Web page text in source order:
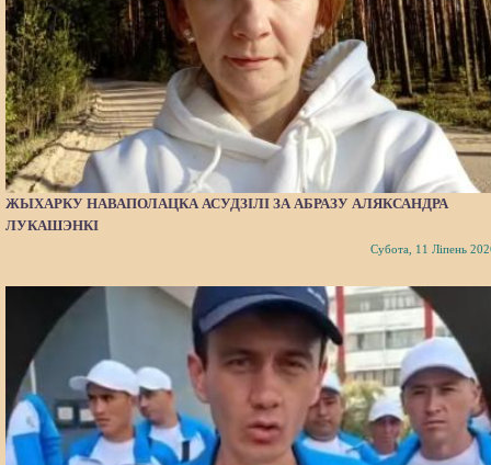
ЖЫХАРКУ НАВАПОЛАЦКА АСУДЗІЛІ ЗА АБРАЗУ АЛЯКСАНДРА
ЛУКАШЭНКІ
Субота, 11 Ліпень